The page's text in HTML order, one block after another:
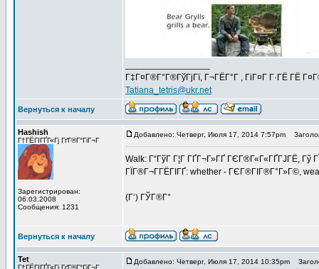
Г‡Г¤Г®Г°Г®ГўГјГї, Г¬ГЁГ°Г , ГіГ¤Г Г·ГЁ ГЁ
Tatiana_tetris@ukr.net
Вернуться к началу
Hashish
Г†ГЁГІГҐГ«Гј ГґГ®Г°ГіГ¬Г
Зарегистрирован:
06.03.2008
Сообщения: 1231
Добавлено: Четверг, Июля 17, 2014 7:57pm
Walk: Г“ГўГ Г¦Г ГҐГ¬Г»ГҐ ГЄГ®Г«Г«ГҐГЈГЁ, Гў
ГЇГ®Г¬Г­ГЁГІГҐ: whether - ГЄГ®ГІГ®Г°Г»Г©,
(Г‘) ГЎГ®Г°
Вернуться к началу
Tet
Г†ГЁГІГҐГ«Гј ГґГ®Г°ГіГ¬Г
Добавлено: Четверг, Июля 17, 2014 10:35pm